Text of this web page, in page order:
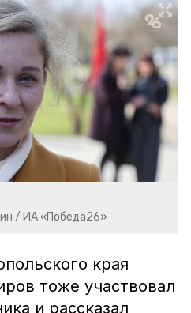
/ ИА «Победа26»
края
тоже участвовал
и рассказал